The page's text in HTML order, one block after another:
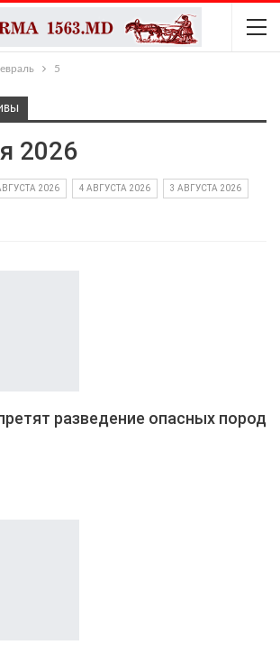
5
2026
2026 4 АВГУСТА 2026 3 АВГУСТА 2026
разведение опасных пород